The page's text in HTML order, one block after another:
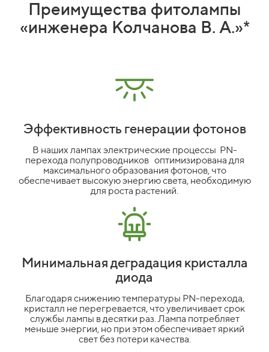
Преимущества фитолампы
«инженера Колчанова В. А.»*
Эффективность генерации фотонов
В наших лампах электрические процессы PN-
перехода полупроводников оптимизирована для
максимального образования фотонов, что
обеспечивает высокую энергию света, необходимую
для роста растений.
Минимальная деградация кристалла
диода
Благодаря снижению температуры PN-перехода,
кристалл не перегревается, что увеличивает срок
службы лампы в десятки раз. Лампа потребляет
меньше энергии, но при этом обеспечивает яркий
свет без потери качества.